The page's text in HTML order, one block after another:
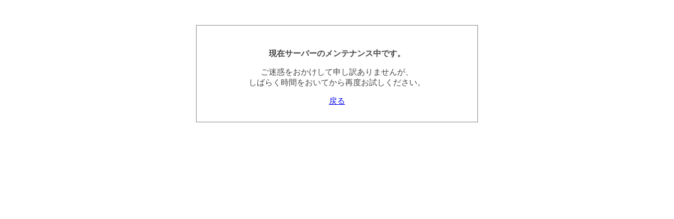
現在サーバーのメンテナンス中です。
ご迷惑をおかけして申し訳ありませんが、
しばらく時間をおいてから再度お試しください。
戻る